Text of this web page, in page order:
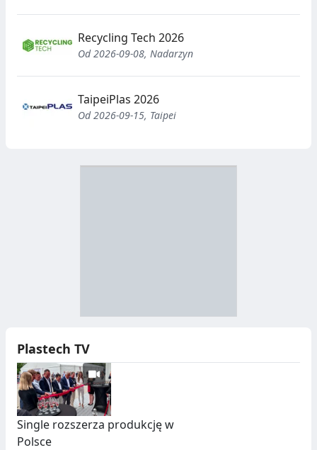
Recycling Tech 2026
Od 2026-09-08, Nadarzyn
TaipeiPlas 2026
Od 2026-09-15, Taipei
N
I
E
,
S
B
U
C
J
A
Plastech TV
Single rozszerza produkcję w
Polsce